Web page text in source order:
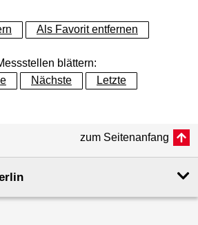
Als Favorit entfernen
blättern:
Nächste Letzte
zum Seitenanfang